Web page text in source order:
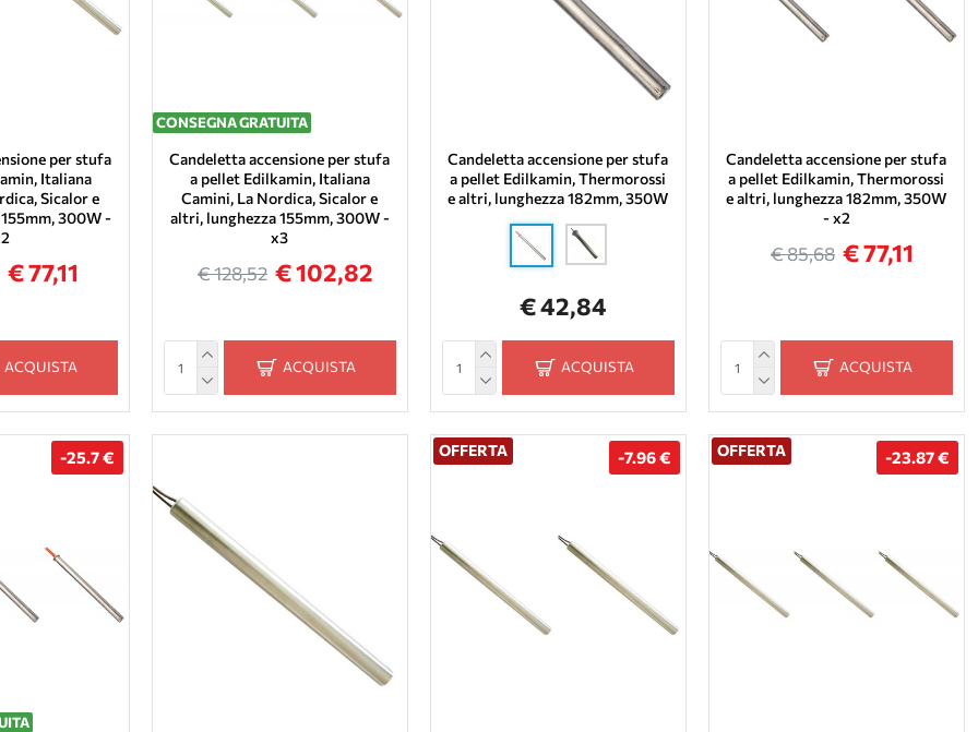
per stufa
Italiana
Sicalor e
300W -
€ 77,11
ACQUISTA
CONSEGNA GRATUITA
Candeletta accensione per stufa
a pellet Edilkamin, Italiana
Camini, La Nordica, Sicalor e
altri, lunghezza 155mm, 300W -
x3
€ 102,82
€ 128,52
ACQUISTA
Candeletta accensione per stufa
a pellet Edilkamin, Thermorossi
e altri, lunghezza 182mm, 350W
€ 42,84
ACQUISTA
Candeletta accensione per stufa
a pellet Edilkamin, Thermorossi
e altri, lunghezza 182mm, 350W
- x2
€ 77,11
€ 85,68
ACQUISTA
-25.7 € OFFERTA -7.96 € OFFERTA -23.87 €